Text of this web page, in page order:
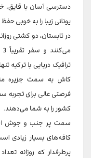
دسترسی آسان با قایق،
یونانی زیبا را به خوبی
در تابستان، دو کشتی
ترافیک دریایی با ترکیه
کاش به سمت جزیره
فرصتی عالی برای تجربه
کشور را به شما می‌دهند.
سمت پر جنب و جوش این
کافه‌های بسیار زیادی
پرطرفدار که روزانه